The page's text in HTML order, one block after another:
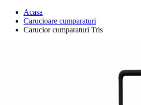
Acasa
Carucioare cumparaturi
Carucior cumparaturi Tris